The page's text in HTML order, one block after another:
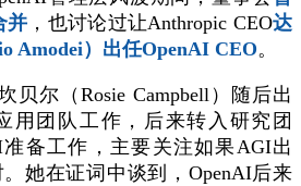
并 ，也讨论过让Anthropic CEO达
Amodei）出任OpenAI CEO。
贝尔（Rosie Campbell）随后出
用团队工作，后来转入研究团
备工作，主要关注如果AGI出
她在证词中谈到，OpenAI后来